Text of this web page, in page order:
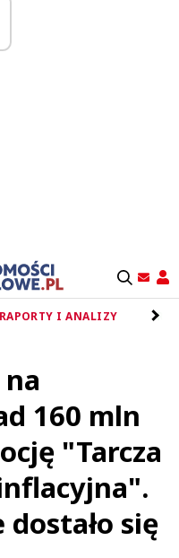
RAPORTY I ANALIZY
160 mln
"Tarcza
dostało się